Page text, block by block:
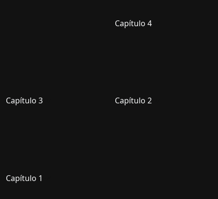
Capítulo 4
Capítulo 3 Capítulo 2
Capítulo 1